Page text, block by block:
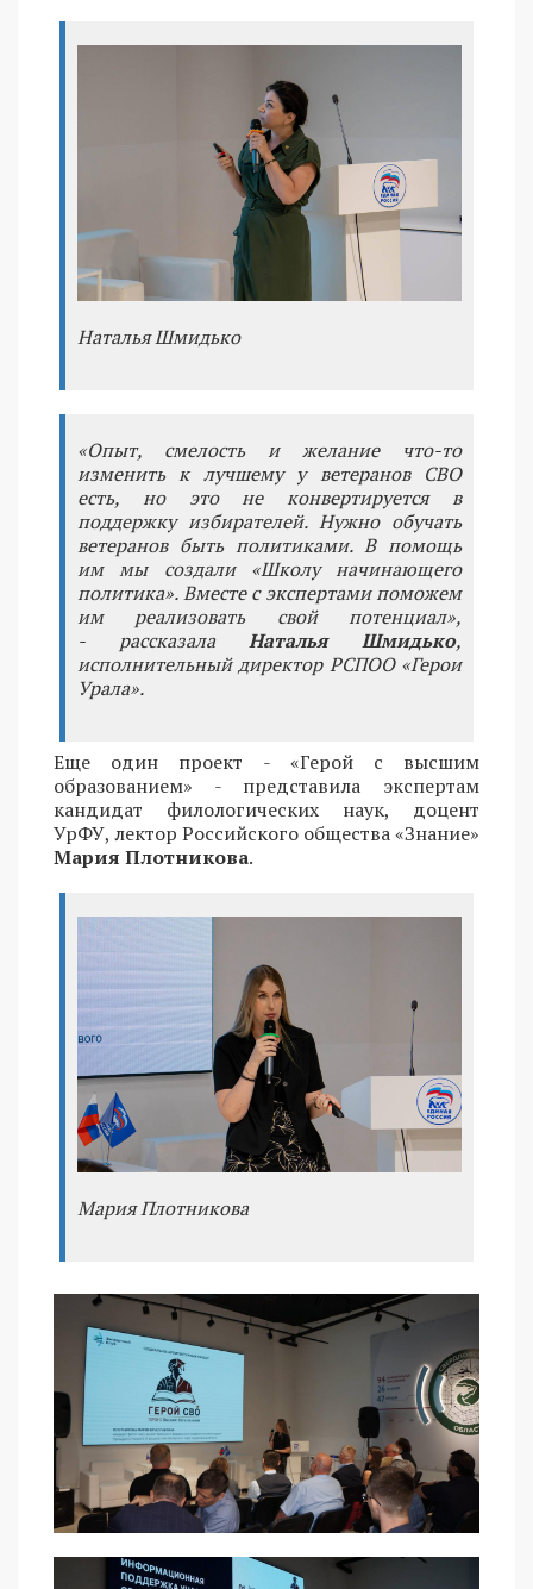
Наталья Шмидько
«Опыт, смелость и желание что-то
изменить к лучшему у ветеранов СВО
есть, но это не конвертируется в
поддержку избирателей. Нужно обучать
ветеранов быть политиками. В помощь
им мы создали «Школу начинающего
политика». Вместе с экспертами поможем
им реализовать свой потенциал»,
- рассказалаНаталья Шмидько,
исполнительный директор РСПОО «Герои
Урала».
Еще один проект - «Герой с высшим
образованием» - представила экспертам
кандидат филологических наук, доцент
УрФУ, лектор Российского общества «Знание»
Мария Плотникова.
Мария Плотникова